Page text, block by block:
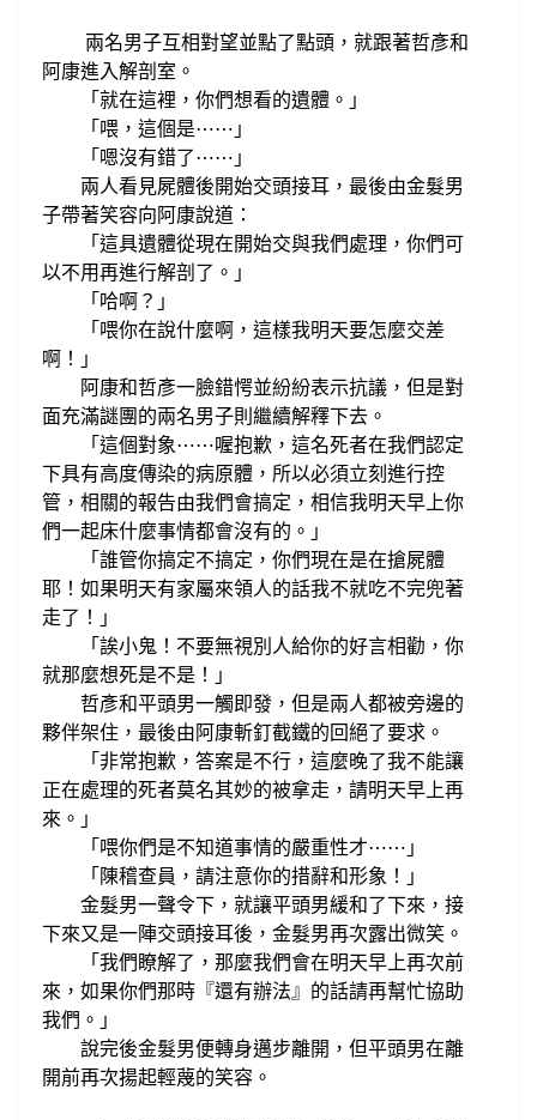
兩名男子互相對望並點了點頭，就跟著哲彥和
阿康進入解剖室 。
「 就在這裡，你們想看的遺體。 」
「喂，這個是⋯⋯ 」
「嗯沒有錯了⋯⋯ 」
兩人看見屍體後開始交頭接耳，最後由金髮男
子帶著笑容向阿康說道：
「 這具遺體從現在開始交與我們處理， 你們可
以不用再進行解剖了。 」
「哈啊？」
「喂你在說什麼啊， 這樣我明天要怎麼交差
啊！
」
阿康和哲彥一臉錯愕並紛紛表示抗議， 但是對
面充滿謎團的兩名男子則繼續解釋下去。
「 這個對象⋯⋯喔抱歉， 這名死者在我們認定
下具有高度傳染的病原體，所以必須立刻進行控
管，相關的報告由我們會搞定 ，相信我明天早上你
們一起床什麼事情都會沒有的。 」
「誰管你搞定不搞定，你們現在是在搶屍體
耶！ 如果明天有家屬來領人的話我不就吃不完兜著
走了！
」
「誒小鬼！ 不要無視別人給你的好言相勸， 你
就那麼想死是不是！
」
哲彥和平頭男一觸即發，但是兩人都被旁邊的
夥伴架住，最後由阿康斬釘截鐵的回絕了要求。
「 非常抱歉，答案是不行， 這麼晚了我不能讓
正在處理的死者莫名其妙的被拿走，請明天早上再
來。 」
「 喂你們是不知道事情的嚴重性才⋯⋯ 」
「 陳稽查員，請注意你的措辭和形象 ！ 」
金髮男一聲令下，就讓平頭男緩和了下來，接
下來又是一陣交頭接耳後， 金髮男再次露出微笑。
「我們瞭解了， 那麼我們會在明天早上再次前
來，如果你們那時『還有辦法』的話請再幫忙協助
我們。 」
說完後金髮男便轉身邁步離開， 但平頭男在離
開前再次揚起輕蔑的笑容。